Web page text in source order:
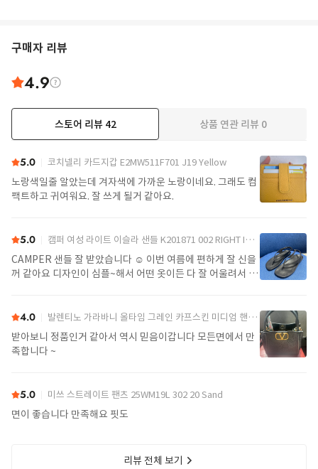
구매자 리뷰
4.9
스토어 리뷰 42 상품 연관 리뷰 0
5.0 코치넬리 카드지갑 E2MW511F701 J19 Yellow
노랑색일줄 알았는데 겨자색에 가까운 노랑이네요. 그래도 컴
팩트하고 귀여워요. 잘 쓰게 될거 같아요.
5.0 캠퍼 여성 라이트 이슬라 샌들 K201871 002 RIGHT ISLA 0 Black
CAMPER 샌들 잘 받았습니다 ☺️ 이번 여름에 편하게 잘 신을
꺼 같아요 디자인이 심플~해서 어떤 옷이든 다 잘 어울려서 좋
4.0 발렌티노 가라바니 올타임 그레인 카프스킨 미디엄 핸드백 7W2B0R22IMZ 0NO Black
받아보니 정품인거 같아서 역시 믿음이갑니다 모든면에서 만
족합니다 ~
5.0 미쓰 스트레이트 팬츠 25WM19L 302 20 Sand
면이 좋습니다 만족해요 핏도
리뷰 전체 보기